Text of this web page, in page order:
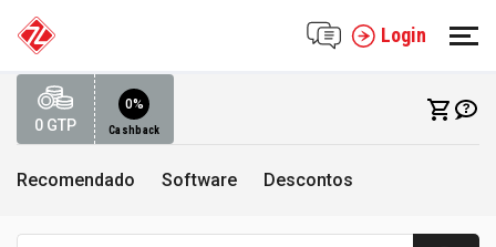
Login
Recomendado Software Descontos
0 GTP
0%
Cashback